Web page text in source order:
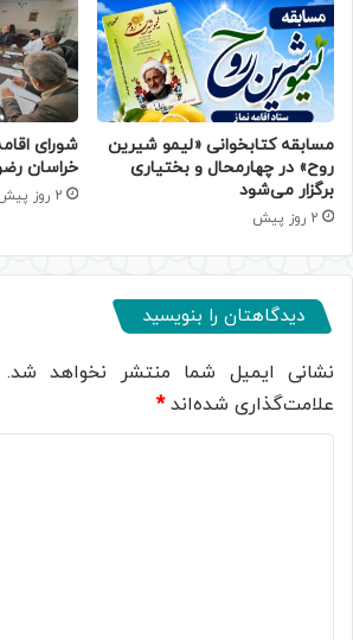
مسابقه کتابخوانی «لیمو شیرین
روح» در چهارمحال و بختیاری
برگزار می‌شود
2 روز پیش
شورای
خراسان
2 روز پیش
دیدگاهتان را بنویسید
نشانی ایمیل شما منتشر نخواهد شد.
علامت‌گذاری شده‌اند*